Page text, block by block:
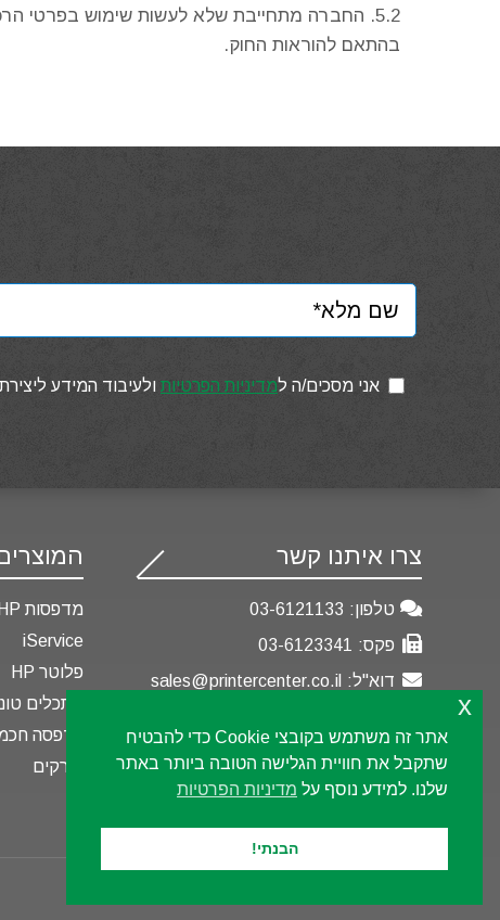
החברה מתחייבת שלא לעשות שימוש בפרטי
בהתאם להוראות החוק.
אני מסכים/ה למדיניות הפרטיות ולעיבוד המידע
צרו איתנו קשר
טלפון: 03-6121133
פקס:
03-6123341
דוא"ל: sales@printercenter.co.il
Partner First Platinum
מדפסות HP
iService
פלוטר HP
מתכלים
הדפסה
סורקים
אתר זה משתמש בקובצי Cookie כדי להבטיח
שתקבל את חוויית הגלישה הטובה ביותר באתר
שלנו. למידע נוסף על מדיניות הפרטיות
הבנתי!
x